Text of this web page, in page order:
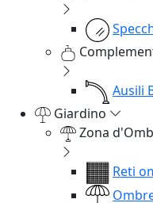
Ausili
Giardino
Zona
Reti